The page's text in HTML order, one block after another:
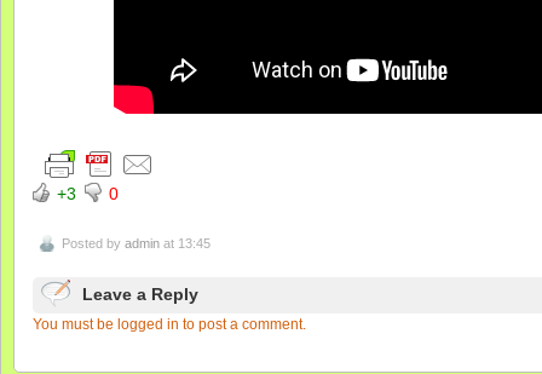
+3 0
Posted by admin at 13:45
Leave a Reply
You must be logged in to post a comment.